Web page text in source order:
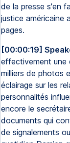
de la presse s'en
justice américaine
pages.
[00:00:19]
effectivement une
milliers de photos
éclairage sur les
personnalités
encore le
documents qui
de signalements